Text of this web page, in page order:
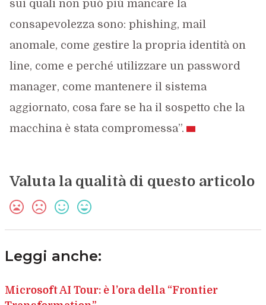
sui quali non può più mancare la
consapevolezza sono: phishing, mail
anomale, come gestire la propria identità on
line, come e perché utilizzare un password
manager, come mantenere il sistema
aggiornato, cosa fare se ha il sospetto che la
macchina è stata compromessa”.
Valuta la qualità di questo articolo
Leggi anche:
Microsoft AI Tour: è l’ora della “Frontier